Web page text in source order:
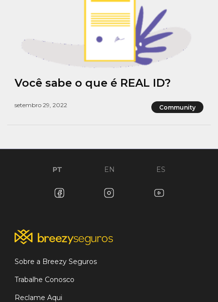
Você sabe o que é REAL ID?
setembro 29, 2022 Community
PT EN ES
Sobre a Breezy Seguros
Trabalhe Conosco
Reclame Aqui